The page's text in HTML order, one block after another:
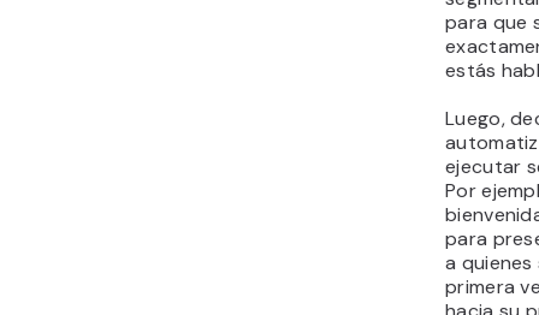
para que
estás
Luego,
ejecutar
Por
para
a
primera